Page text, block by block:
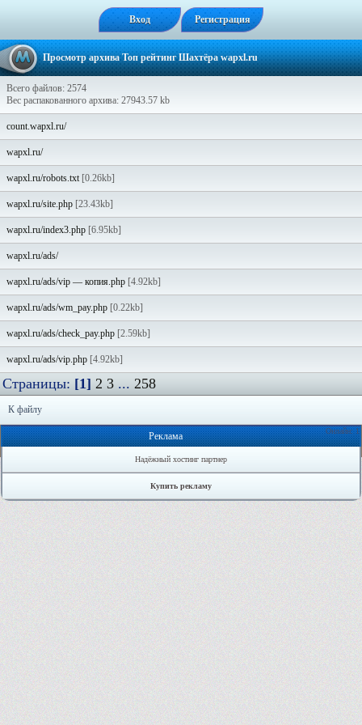
Вход Регистрация
Просмотр архива Топ рейтинг Шахтёра wapxl.ru
Всего файлов: 2574
Вес распакованного архива: 27943.57 kb
count.wapxl.ru/
wapxl.ru/
wapxl.ru/robots.txt[0.26kb]
wapxl.ru/site.php [23.43kb]
wapxl.ru/index3.php [6.95kb]
wapxl.ru/ads/
wapxl.ru/ads/vip — копия.php [4.92kb]
wapxl.ru/ads/wm_pay.php [0.22kb]
wapxl.ru/ads/check_pay.php [2.59kb]
wapxl.ru/ads/vip.php [4.92kb]
Страницы: [1] 2 3 ... 258
К файлу
Онлайн: 1
Реклама
Надёжный хостинг партнер
Купить рекламу